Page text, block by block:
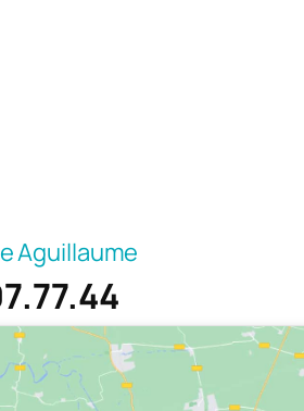
Aguillaume